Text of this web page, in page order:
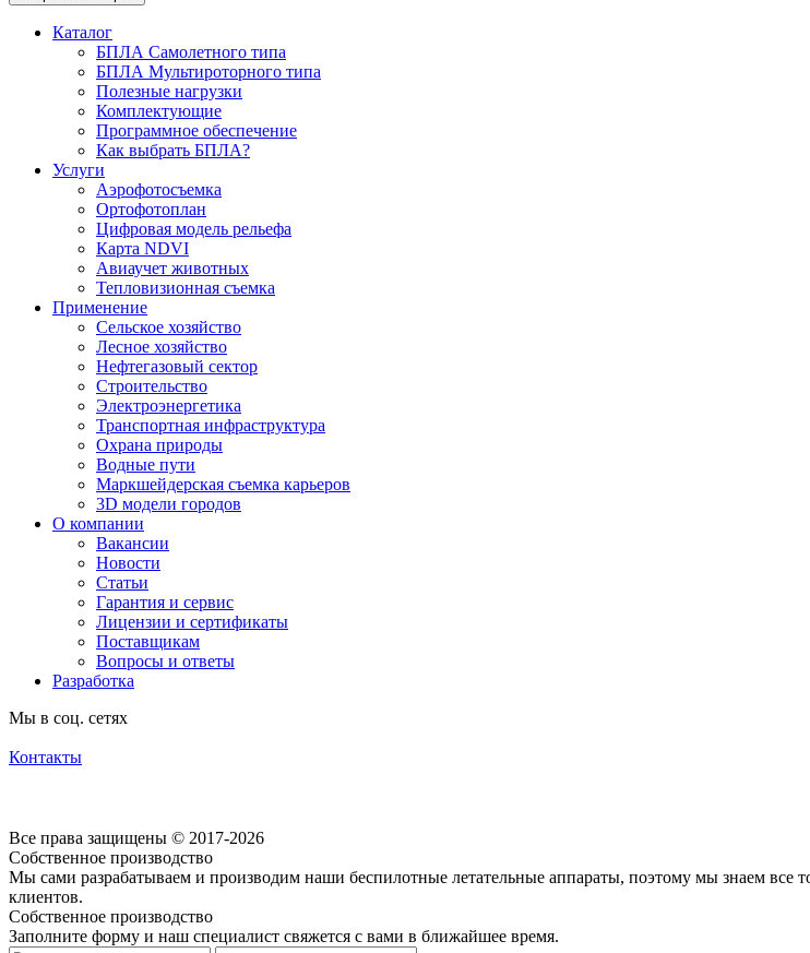
Каталог
БПЛА Самолетного типа
БПЛА Мультироторного типа
Полезные нагрузки
Комплектующие
Программное обеспечение
Как выбрать БПЛА?
Услуги
Аэрофотосъемка
Ортофотоплан
Цифровая модель рельефа
Карта NDVI
Авиаучет животных
Тепловизионная съемка
Применение
Сельское хозяйство
Лесное хозяйство
Нефтегазовый сектор
Строительство
Электроэнергетика
Транспортная инфраструктура
Охрана природы
Водные пути
Маркшейдерская съемка карьеров
3D модели городов
О компании
Вакансии
Новости
Статьи
Гарантия и сервис
Лицензии и сертификаты
Поставщикам
Вопросы и ответы
Разработка
Мы в соц. сетях
Контакты
Все права защищены © 2017-2026
Собственное производство
Мы сами разрабатываем и производим наши беспилотные летательные аппараты, поэтому мы знаем все
клиентов.
Собственное производство
Заполните форму и наш специалист свяжется с вами в ближайшее время.